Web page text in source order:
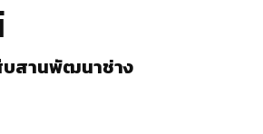
สานพัฒนาช่าง